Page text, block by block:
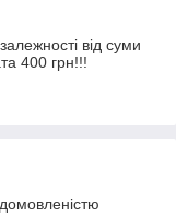
від суми
400 грн!!!